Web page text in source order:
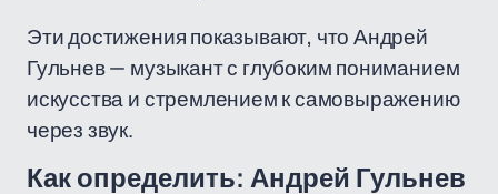
Эти достижения показывают, что Андрей
Гульнев — музыкант с глубоким пониманием
искусства и стремлением к самовыражению
через звук.
Как определить: Андрей Гульнев